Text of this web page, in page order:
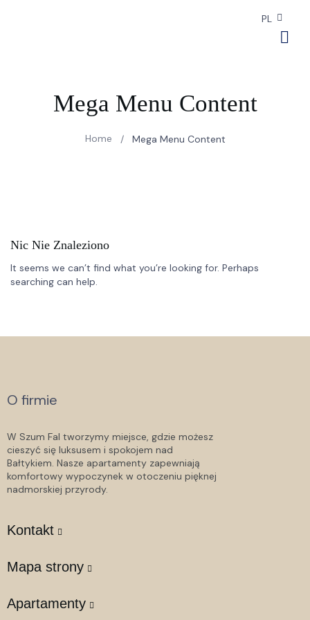
PL
Mega Menu Content
Home / Mega Menu Content
Nic Nie Znaleziono
It seems we can’t find what you’re looking for. Perhaps
searching can help.
O firmie
W Szum Fal tworzymy miejsce, gdzie możesz
cieszyć się luksusem i spokojem nad
Bałtykiem. Nasze apartamenty zapewniają
komfortowy wypoczynek w otoczeniu pięknej
nadmorskiej przyrody.
Kontakt
Mapa strony
Apartamenty